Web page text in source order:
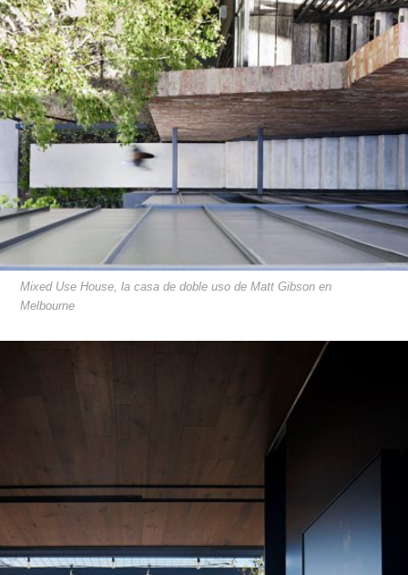
Mixed Use House, la casa de doble uso de Matt Gibson en
Melbourne